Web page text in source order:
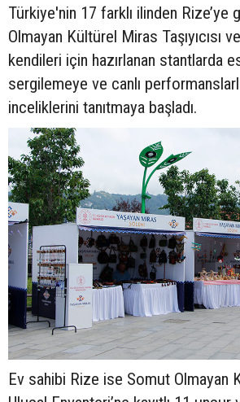
Türkiye'nin 17 farklı ilinden Rize’ye
Olmayan Kültürel Miras Taşıyıcısı
kendileri için hazırlanan stantlarda
sergilemeye ve canlı
inceliklerini tanıtmaya başladı.
Ev sahibi Rize ise Somut Olmayan